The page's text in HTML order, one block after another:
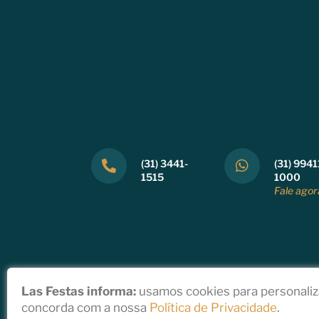
(31) 3441-
1515
(31)
1000
Fale
Las Festas informa: usamos cookies para
concorda com a nossa Política de Privacidade.